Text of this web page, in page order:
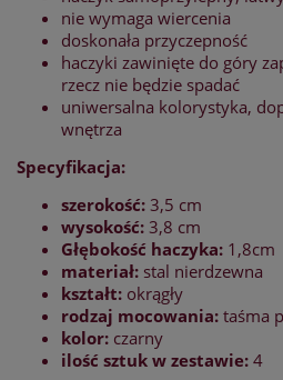
nie wymaga wiercenia
doskonała przyczepność
haczyki zawinięte do góry
rzecz nie będzie spadać
uniwersalna kolorystyka,
wnętrza
Specyfikacja:
szerokość: 3,5 cm
wysokość: 3,8 cm
Głębokość haczyka: 1,8cm
materiał: stal nierdzewna
kształt: okrągły
rodzaj mocowania: taśma
kolor: czarny
ilość sztuk w zestawie: 4